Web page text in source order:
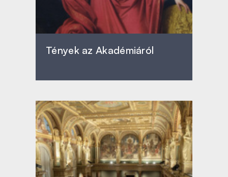
Tények az Akadémiáról